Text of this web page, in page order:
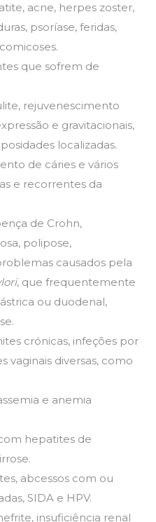
acne, herpes zoster,
psoríase, feridas,
que sofrem de
rejuvenescimento
e gravitacionais,
localizadas.
de cáries e vários
e recorrentes da
de Crohn,
polipose,
causados pela
, que frequentemente
ou duodenal,
crónicas, infeções por
vaginais diversas, como
e anemia
hepatites de
abcessos com ou
SIDA e HPV.
insuficiência renal